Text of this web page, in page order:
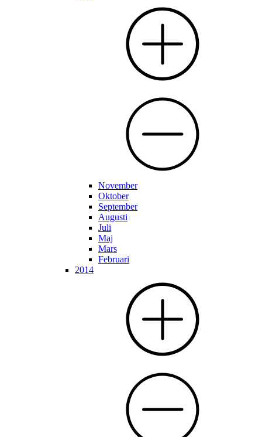
November
Oktober
September
Augusti
Juli
Maj
Mars
Februari
2014